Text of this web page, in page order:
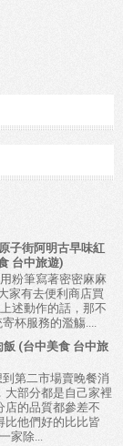
子街阿明古早味紅
台中旅遊)
粉筆寫著密密麻麻
家有去便利商店買
述動作的話，那不
杯服務的濫觴....
(台中美食 台中旅
第二市場賣晚餐消
大部分都是自己家裡
店的品質都參差不
比他們好的比比皆
家除...